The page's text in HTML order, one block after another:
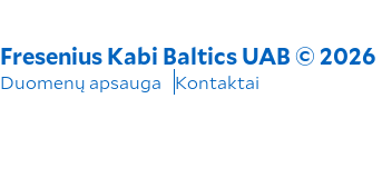
Fresenius Kabi Baltics UAB © 2026
Duomenų apsauga Kontaktai